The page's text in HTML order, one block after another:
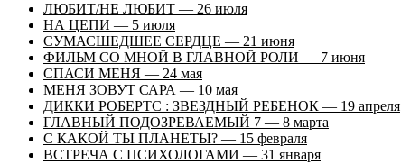
ЛЮБИТ/НЕ ЛЮБИТ — 26 июля
НА ЦЕПИ — 5 июля
СУМАСШЕДШЕЕ СЕРДЦЕ — 21 июня
ФИЛЬМ СО МНОЙ В ГЛАВНОЙ РОЛИ — 7 июня
СПАСИ МЕНЯ — 24 мая
МЕНЯ ЗОВУТ САРА — 10 мая
ДИККИ РОБЕРТС : ЗВЕЗДНЫЙ РЕБЕНОК — 19 апреля
ГЛАВНЫЙ ПОДОЗРЕВАЕМЫЙ 7 — 8 марта
С КАКОЙ ТЫ ПЛАНЕТЫ? — 15 февраля
ВСТРЕЧА С ПСИХОЛОГАМИ — 31 января